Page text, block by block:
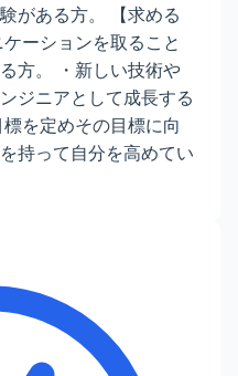
がある方。 【求める
ーションを取ること
方。 ・新しい技術や
ジニアとして成長する
を定めその目標に向
持って自分を高めてい